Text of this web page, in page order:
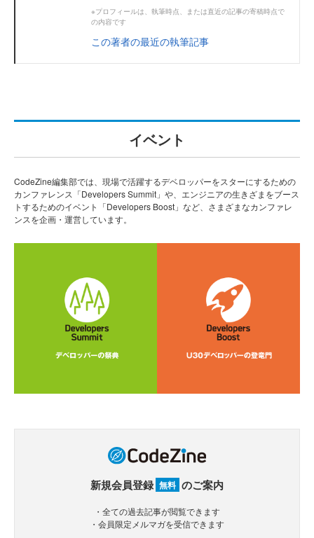
※プロフィールは、執筆時点、または直近の記事の寄稿時点で
の内容です
この著者の最近の執筆記事
イベント
CodeZine編集部では、現場で活躍するデベロッパーをスターにするための
カンファレンス「Developers Summit」や、エンジニアの生きざまをブース
トするためのイベント「Developers Boost」など、さまざまなカンファレ
ンスを企画・運営しています。
新規会員登録 無料 のご案内
・全ての過去記事が閲覧できます
・会員限定メルマガを受信できます